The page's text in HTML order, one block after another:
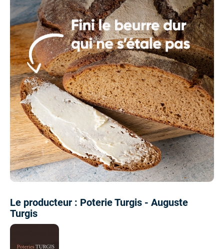
Le producteur : Poterie Turgis - Auguste
Turgis